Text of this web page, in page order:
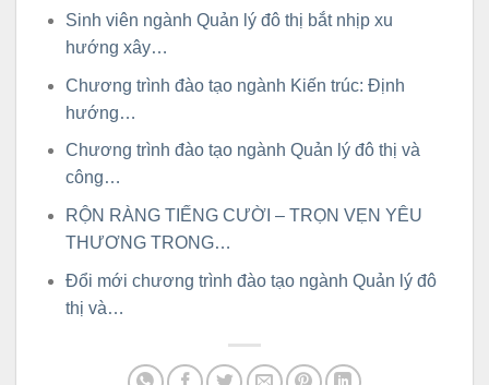
Sinh viên ngành Quản lý đô thị bắt nhịp xu
hướng xây…
Chương trình đào tạo ngành Kiến trúc: Định
hướng…
Chương trình đào tạo ngành Quản lý đô thị và
công…
RỘN RÀNG TIẾNG CƯỜI – TRỌN VẸN YÊU
THƯƠNG TRONG…
Đổi mới chương trình đào tạo ngành Quản lý đô
thị và…